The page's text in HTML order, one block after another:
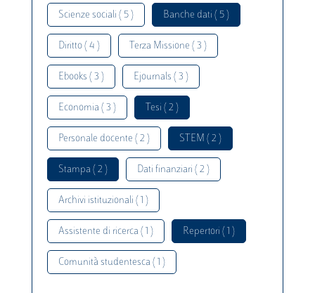
Scienze sociali ( 5 ) Banche dati ( 5 )
Diritto ( 4 ) Terza Missione ( 3 )
Ebooks ( 3 ) Ejournals ( 3 )
Economia ( 3 ) Tesi ( 2 )
Personale docente ( 2 ) STEM ( 2 )
Stampa ( 2 ) Dati finanziari ( 2 )
Archivi istituzionali ( 1 )
Assistente di ricerca ( 1 ) Repertori ( 1 )
Comunità studentesca ( 1 )